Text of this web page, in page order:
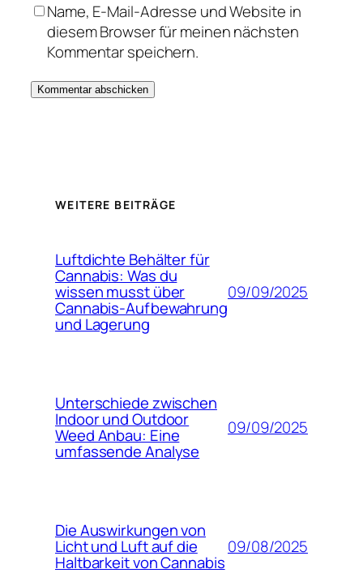
Name, E-Mail-Adresse und Website in
diesem Browser für meinen nächsten
Kommentar speichern.
WEITERE BEITRÄGE
Luftdichte Behälter für
Cannabis: Was du
wissen musst über
Cannabis-Aufbewahrung
und Lagerung
09/09/2025
Unterschiede zwischen
Indoor und Outdoor
Weed Anbau: Eine
umfassende Analyse
09/09/2025
Die Auswirkungen von
Licht und Luft auf die
Haltbarkeit von Cannabis
09/08/2025